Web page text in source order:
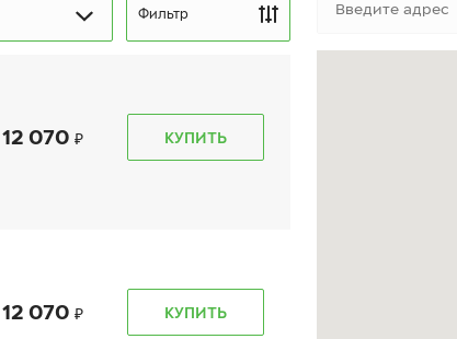
Фильтр
12 070 КУПИТЬ
12 070 КУПИТЬ